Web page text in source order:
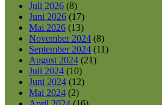
Juli 2026 (8)
Juni 2026 (17)
Mai 2026 (13)
November 2024 (8)
September 2024 (11)
August 2024 (21)
Juli 2024 (10)
Juni 2024 (12)
Mai 2024 (2)